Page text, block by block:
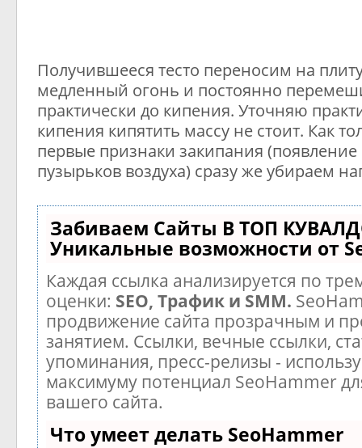
Получившееся тесто переносим на
медленный огонь и постоянно
практически до кипения. Уточняю
кипения кипятить массу не стоит. Как
первые признаки закипания
пузырьков воздуха) сразу же убираем
Забиваем Сайты В ТОП
Уникальные возможности от
Каждая ссылка анализируется по
оценки: SEO, Трафик и SMM.
продвижение сайта прозрачным и
занятием. Ссылки, вечные ссылки,
упоминания, пресс-релизы -
максимуму потенциал SeoHammer
вашего сайта.
Что умеет делать SeoHammer